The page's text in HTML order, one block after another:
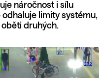
náročnost i sílu
limity systému,
druhých.